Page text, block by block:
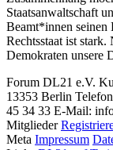
Staatsanwaltschaft
Beamt*innen seinen
Rechtsstaat ist
Demokraten unsere
Forum DL21 e.V.
13353 Berlin
45 34 33 E-Mail:
Mitglieder
Meta Impressum